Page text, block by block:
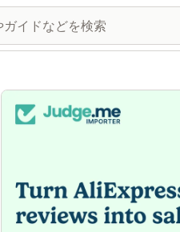
特集の画像ギャラリー